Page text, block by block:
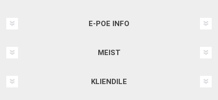
E-POE INFO
MEIST
KLIENDILE